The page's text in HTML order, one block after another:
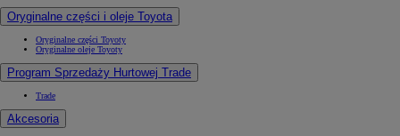
Oryginalne części i oleje Toyota
Oryginalne części Toyoty
Oryginalne oleje Toyoty
Program Sprzedaży Hurtowej Trade
Trade
Akcesoria